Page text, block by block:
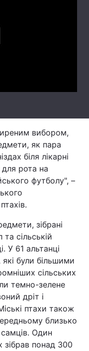
вибором,
як пара
біля лікарні
для рота на
футболу", –
зібрані
сільській
У 61 альтанці
які були більшими
сільських
темно-зелене
дріт і
птахи також
близько
Один
зібрав понад 300